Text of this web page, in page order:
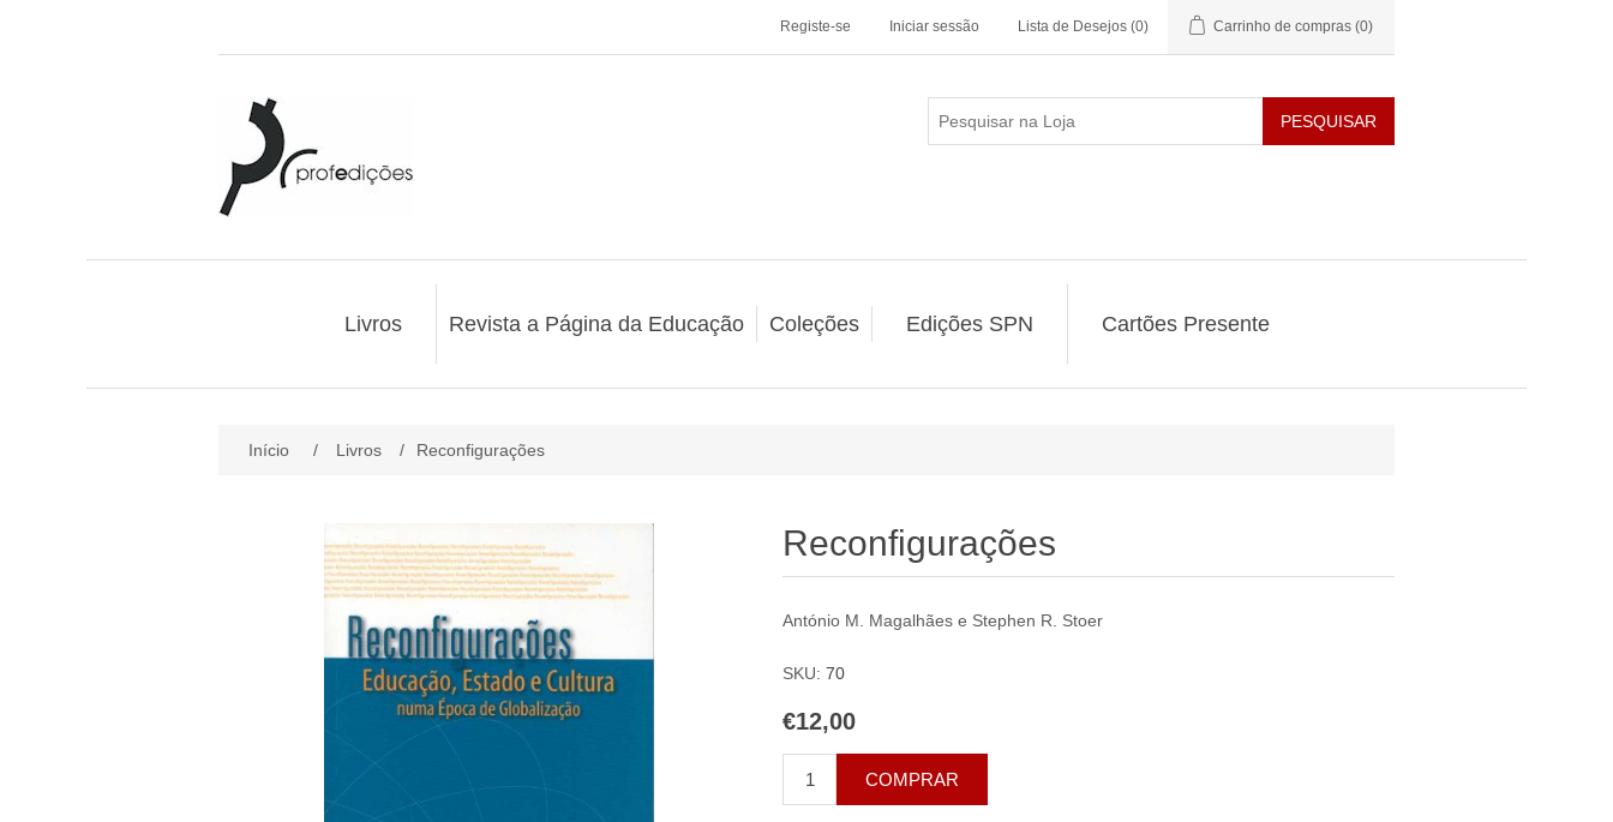
Registe-se Iniciar sessão Lista de Desejos (0) Carrinho de compras (0)
PESQUISAR
Livros Revista a Página da Educação Coleções Edições SPN Cartões Presente
Início / Livros / Reconfigurações
Reconfigurações
António M. Magalhães e Stephen R. Stoer
SKU: 70
€12,00
COMPRAR